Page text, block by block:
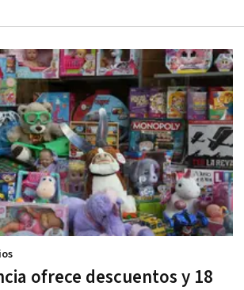
ofrece descuentos y 18